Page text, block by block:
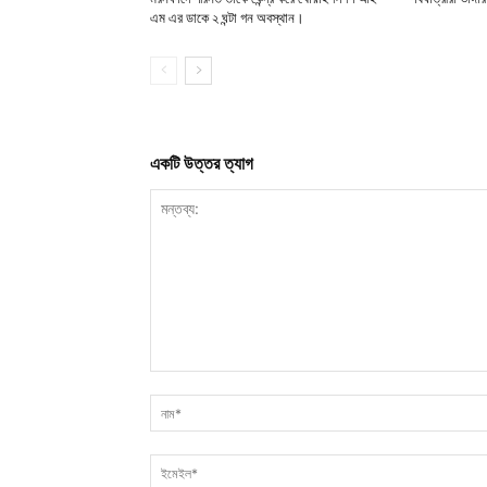
এম এর ডাকে ২ ঘন্টা গন অবস্থান।
একটি উত্তর ত্যাগ